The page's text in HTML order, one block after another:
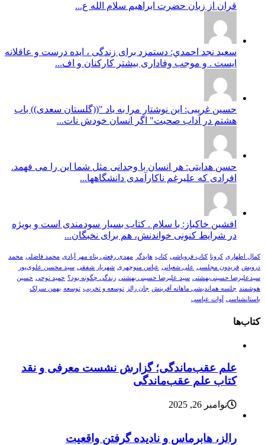
قران از زبان حضرت ابراهیم سلام الله ع...
سعيد نجد احمدي: دستمزد برای زندگی ، ایده درست و عاقلانه
ایست . و موجب وفاداری بیشتر کارکنان و اف...
حسین غریبی: این نوشتار مرا به یاد "((گلستان سعدی)) باب
هشتم در آداب صحبت" اگر انسان خودش نات...
حسن هدایتی: هر انسان با وجدانی مثل شما این را می فهمد.
افرادی که علیرغم ناکارآمدی دانشگاهها...
افشین خاکباز: با سلام . کتاب بسیار سودمندی است و بویژه
در شرایط کنونی خواندنش، هم برای نخبگان...
کمال اطهاری کرونا کتاب فروپاشی کتاب هایدگر مهدی رفعتی پناه مهر آبادی محمد فاضلی محمد
درویش فریدون مجلسی علی شعبانی عباس منوچهری شهریار شفقی سید محسن علوی‌پور
سیدعلیرضا حسینی‌بهشتی سید علیرضا حسینی بهشتی زندگی چگونه بود؟ حمید نوحی حسین
هوشمند
جلسه هم‌اندیشی ماهانه آفرینش جان رالز توسعه و تخریب توسعه بهمن سرلک
باستانشناسی
آوات عباسی
کتاب‌ها
علم عقب‌ماندگی؛ گزارش نشست معرفی و نقد
کتاب علم عقب‌ماندگی
نوامبر 26, 2025
رالز، هابرماس و نادیده گرفتن واقعیت